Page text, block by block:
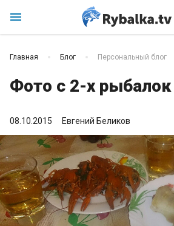
menu
Главная Блог Персональный блог
Фото с 2-х рыбалок
08.10.2015 Евгений Беликов